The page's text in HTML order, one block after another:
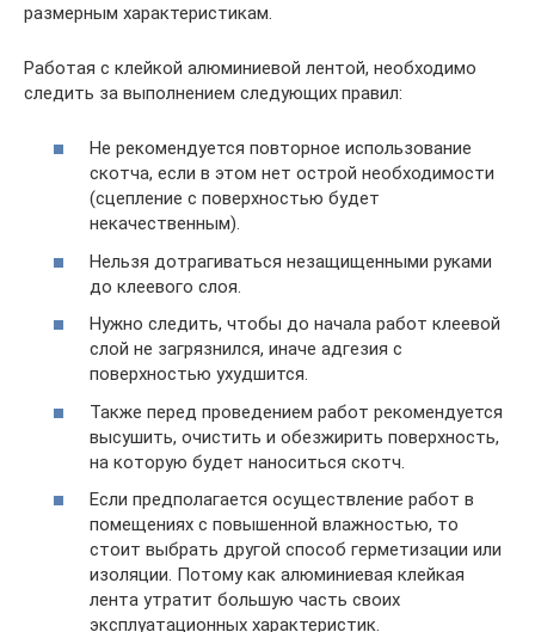
размерным характеристикам.
Работая с клейкой алюминиевой лентой, необходимо
следить за выполнением следующих правил:
Не рекомендуется повторное использование
скотча, если в этом нет острой необходимости
(сцепление с поверхностью будет
некачественным).
Нельзя дотрагиваться незащищенными руками
до клеевого слоя.
Нужно следить, чтобы до начала работ клеевой
слой не загрязнился, иначе адгезия с
поверхностью ухудшится.
Также перед проведением работ рекомендуется
высушить, очистить и обезжирить поверхность,
на которую будет наноситься скотч.
Если предполагается осуществление работ в
помещениях с повышенной влажностью, то
стоит выбрать другой способ герметизации или
изоляции. Потому как алюминиевая клейкая
лента утратит большую часть своих
эксплуатационных характеристик.